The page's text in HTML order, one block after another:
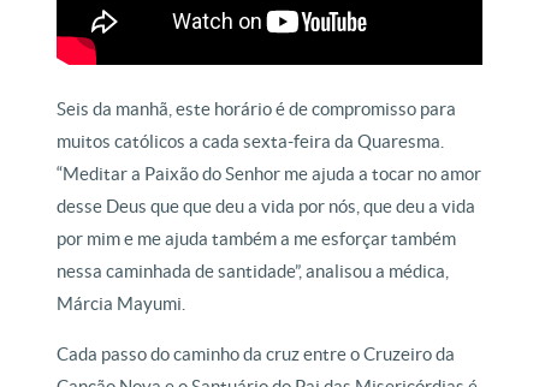
Seis da manhã, este horário é de compromisso para
muitos católicos a cada sexta-feira da Quaresma.
“Meditar a Paixão do Senhor me ajuda a tocar no amor
desse Deus que que deu a vida por nós, que deu a vida
por mim e me ajuda também a me esforçar também
nessa caminhada de santidade”, analisou a médica,
Márcia Mayumi.
Cada passo do caminho da cruz entre o Cruzeiro da